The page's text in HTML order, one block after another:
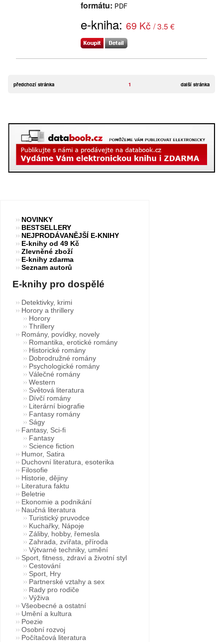
formátu: PDF
e-kniha: 69 Kč / 3.5 €
další stránka
předchozí stránka 1
NOVINKY
BESTSELLERY
NEJPRODÁVANĚJŠÍ E-KNIHY
E-knihy od 49 Kč
Zlevněné zboží
E-knihy zdarma
Seznam autorů
E-knihy pro dospělé
Detektivky, krimi
Horory a thrillery
Horory
Thrillery
Romány, povídky, novely
Romantika, erotické romány
Historické romány
Dobrodružné romány
Psychologické romány
Válečné romány
Western
Světová literatura
Dívčí romány
Literární biografie
Fantasy romány
Ságy
Fantasy, Sci-fi
Fantasy
Science fiction
Humor, Satira
Duchovní literatura, esoterika
Filosofie
Historie, dějiny
Literatura faktu
Beletrie
Ekonomie a podnikání
Naučná literatura
Turistický pruvodce
Kuchařky, Nápoje
Záliby, hobby, řemesla
Zahrada, zvířata, příroda
Výtvarné techniky, umění
Sport, fitness, zdraví a životní styl
Cestování
Sport, Hry
Partnerské vztahy a sex
Rady pro rodiče
Výživa
Všeobecné a ostatní
Umění a kultura
Poezie
Osobní rozvoj
Počítačová literatura